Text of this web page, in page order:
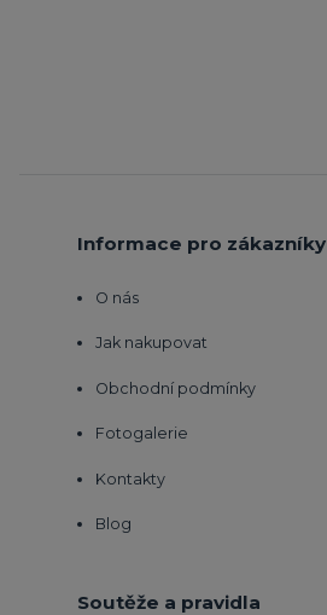
Informace pro zákazníky
O nás
Jak nakupovat
Obchodní podmínky
Fotogalerie
Kontakty
Blog
Soutěže a pravidla